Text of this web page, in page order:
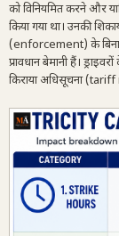
को विनियमित करने और
किया गया था। उनकी
(enforcement) के
प्रावधान बेमानी हैं।
किराया अधिसूचना